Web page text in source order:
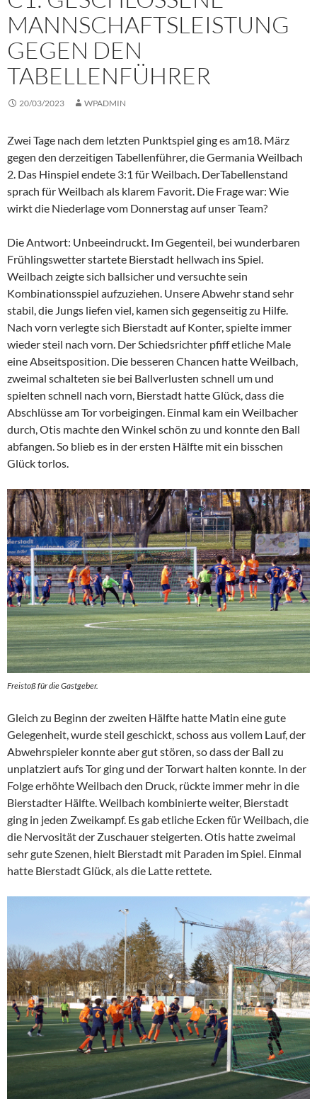
MANNSCHAFTSLEISTUNG
GEGEN DEN
TABELLENFÜHRER
20/03/2023 WPADMIN
Zwei Tage nach dem letzten Punktspiel ging es am18. März
gegen den derzeitigen Tabellenführer, die Germania Weilbach
2. Das Hinspiel endete 3:1 für Weilbach. DerTabellenstand
sprach für Weilbach als klarem Favorit. Die Frage war: Wie
wirkt die Niederlage vom Donnerstag auf unser Team?
Die Antwort: Unbeeindruckt. Im Gegenteil, bei wunderbaren
Frühlingswetter startete Bierstadt hellwach ins Spiel.
Weilbach zeigte sich ballsicher und versuchte sein
Kombinationsspiel aufzuziehen. Unsere Abwehr stand sehr
stabil, die Jungs liefen viel, kamen sich gegenseitig zu Hilfe.
Nach vorn verlegte sich Bierstadt auf Konter, spielte immer
wieder steil nach vorn. Der Schiedsrichter pfiff etliche Male
eine Abseitsposition. Die besseren Chancen hatte Weilbach,
zweimal schalteten sie bei Ballverlusten schnell um und
spielten schnell nach vorn, Bierstadt hatte Glück, dass die
Abschlüsse am Tor vorbeigingen. Einmal kam ein Weilbacher
durch, Otis machte den Winkel schön zu und konnte den Ball
abfangen. So blieb es in der ersten Hälfte mit ein bisschen
Glück torlos.
Freistoß für die Gastgeber.
Gleich zu Beginn der zweiten Hälfte hatte Matin eine gute
Gelegenheit, wurde steil geschickt, schoss aus vollem Lauf, der
Abwehrspieler konnte aber gut stören, so dass der Ball zu
unplatziert aufs Tor ging und der Torwart halten konnte. In der
Folge erhöhte Weilbach den Druck, rückte immer mehr in die
Bierstadter Hälfte. Weilbach kombinierte weiter, Bierstadt
ging in jeden Zweikampf. Es gab etliche Ecken für Weilbach, die
die Nervosität der Zuschauer steigerten. Otis hatte zweimal
sehr gute Szenen, hielt Bierstadt mit Paraden im Spiel. Einmal
hatte Bierstadt Glück, als die Latte rettete.